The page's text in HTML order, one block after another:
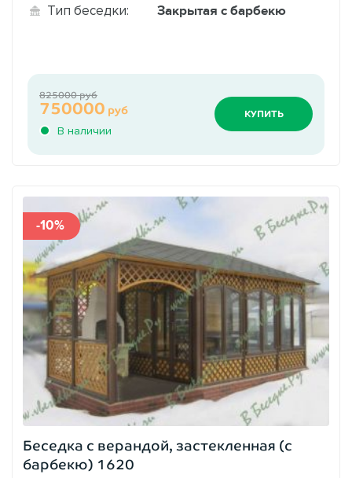
Тип беседки: Закрытая с барбекю
В наличии
750000 руб
825000 руб
КУПИТЬ
-10%
Беседка с верандой, застекленная (с
барбекю) 1620